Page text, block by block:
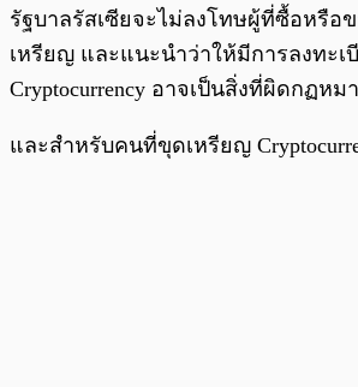
รัฐบาลรัสเซียจะไม่ลงโทษผู้ที่ซื้อหรือ
เหรียญ และแนะนำว่าให้มีการลงทะ
Cryptocurrency อาจเป็นสิ่งที่ผิดกฏหม
และสำหรับคนที่ขุดเหรียญ